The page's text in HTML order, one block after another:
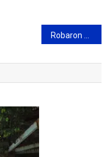
Robaron en la sociedad de fomento del barrio La Josefa